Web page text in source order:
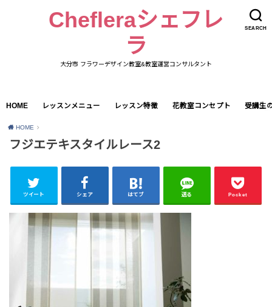
SEARCH
Chefleraシェフレ
ラ
大分市 フラワーデザイン教室&教室運営コンサルタント
HOME レッスンメニュー レッスン特徴 花教室コンセプト 受講生
HOME
フジエテキスタイルレース2
ツイート シェア はてブ 送る Pocket